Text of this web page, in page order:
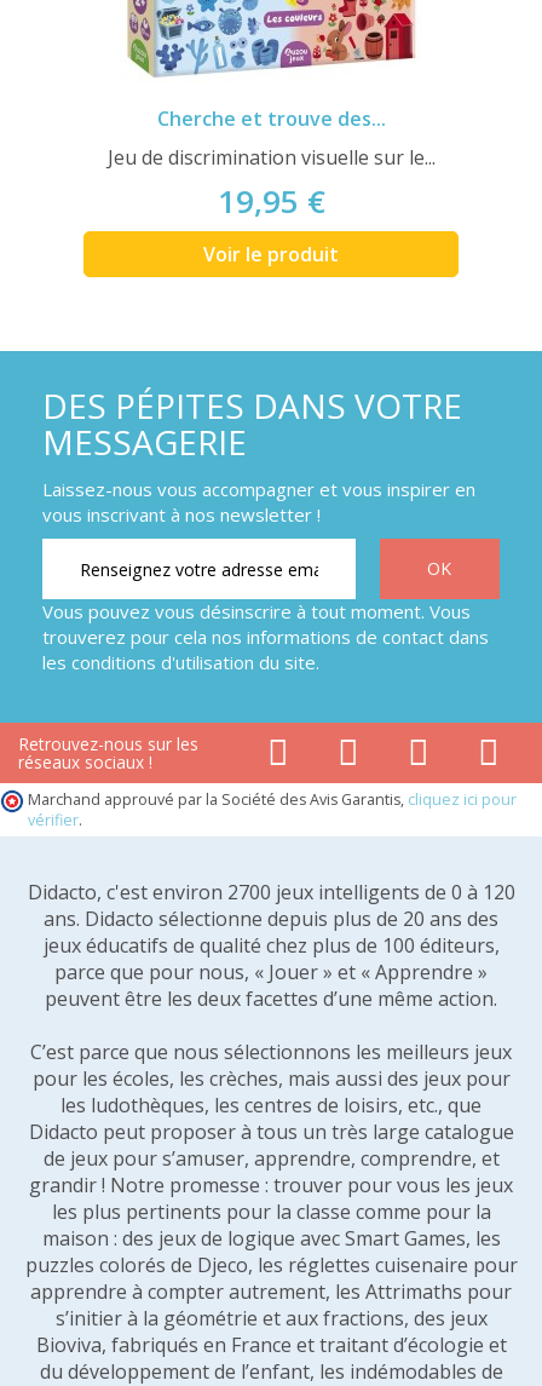
Cherche et trouve des...
Jeu de discrimination visuelle sur le...
19,95 €
Voir le produit
DES PÉPITES DANS VOTRE
MESSAGERIE
Laissez-nous vous accompagner et vous inspirer en
vous inscrivant à nos newsletter !
Vous pouvez vous désinscrire à tout moment. Vous
trouverez pour cela nos informations de contact dans
les conditions d'utilisation du site.
Retrouvez-nous sur les
réseaux sociaux !
Marchand approuvé par la Société des Avis Garantis, cliquez ici pour
vérifier.
Didacto, c'est environ 2700 jeux intelligents de 0 à 120
ans. Didacto sélectionne depuis plus de 20 ans des
jeux éducatifs de qualité chez plus de 100 éditeurs,
parce que pour nous, « Jouer » et « Apprendre »
peuvent être les deux facettes d’une même action.
C’est parce que nous sélectionnons les meilleurs jeux
pour les écoles, les crèches, mais aussi des jeux pour
les ludothèques, les centres de loisirs, etc., que
Didacto peut proposer à tous un très large catalogue
de jeux pour s’amuser, apprendre, comprendre, et
grandir ! Notre promesse : trouver pour vous les jeux
les plus pertinents pour la classe comme pour la
maison : des jeux de logique avec Smart Games, les
puzzles colorés de Djeco, les réglettes cuisenaire pour
apprendre à compter autrement, les Attrimaths pour
s’initier à la géométrie et aux fractions, des jeux
Bioviva, fabriqués en France et traitant d’écologie et
du développement de l’enfant, les indémodables de